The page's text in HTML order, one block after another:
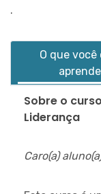
.
O que você
Sobre o
Liderança
Caro(a)